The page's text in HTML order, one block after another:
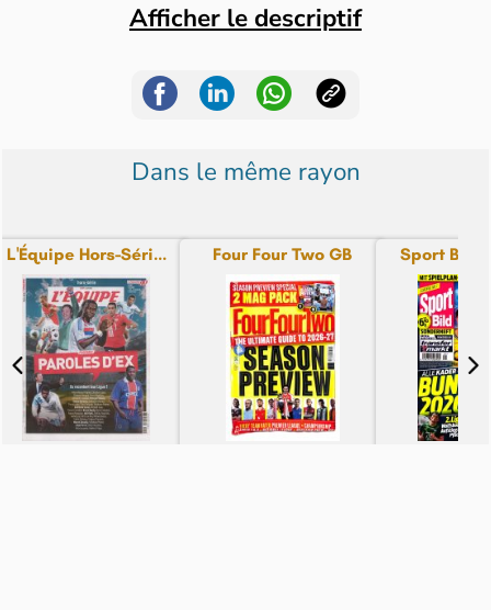
Afficher le descriptif
Dans le même rayon
L'Équipe Hors-Séri... Four Four Two GB Sport Bild